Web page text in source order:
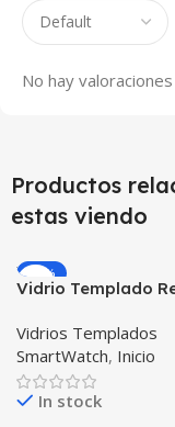
No hay valoraciones
Productos
estas viendo
-33%
Vidrio Templado
Huawei Gt2 46mm
Unidades
Vidrios Templados
SmartWatch, Inicio
In stock